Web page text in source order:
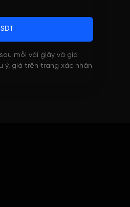
mỗi vài giây và giá
ý, giá trên trang xác nhận